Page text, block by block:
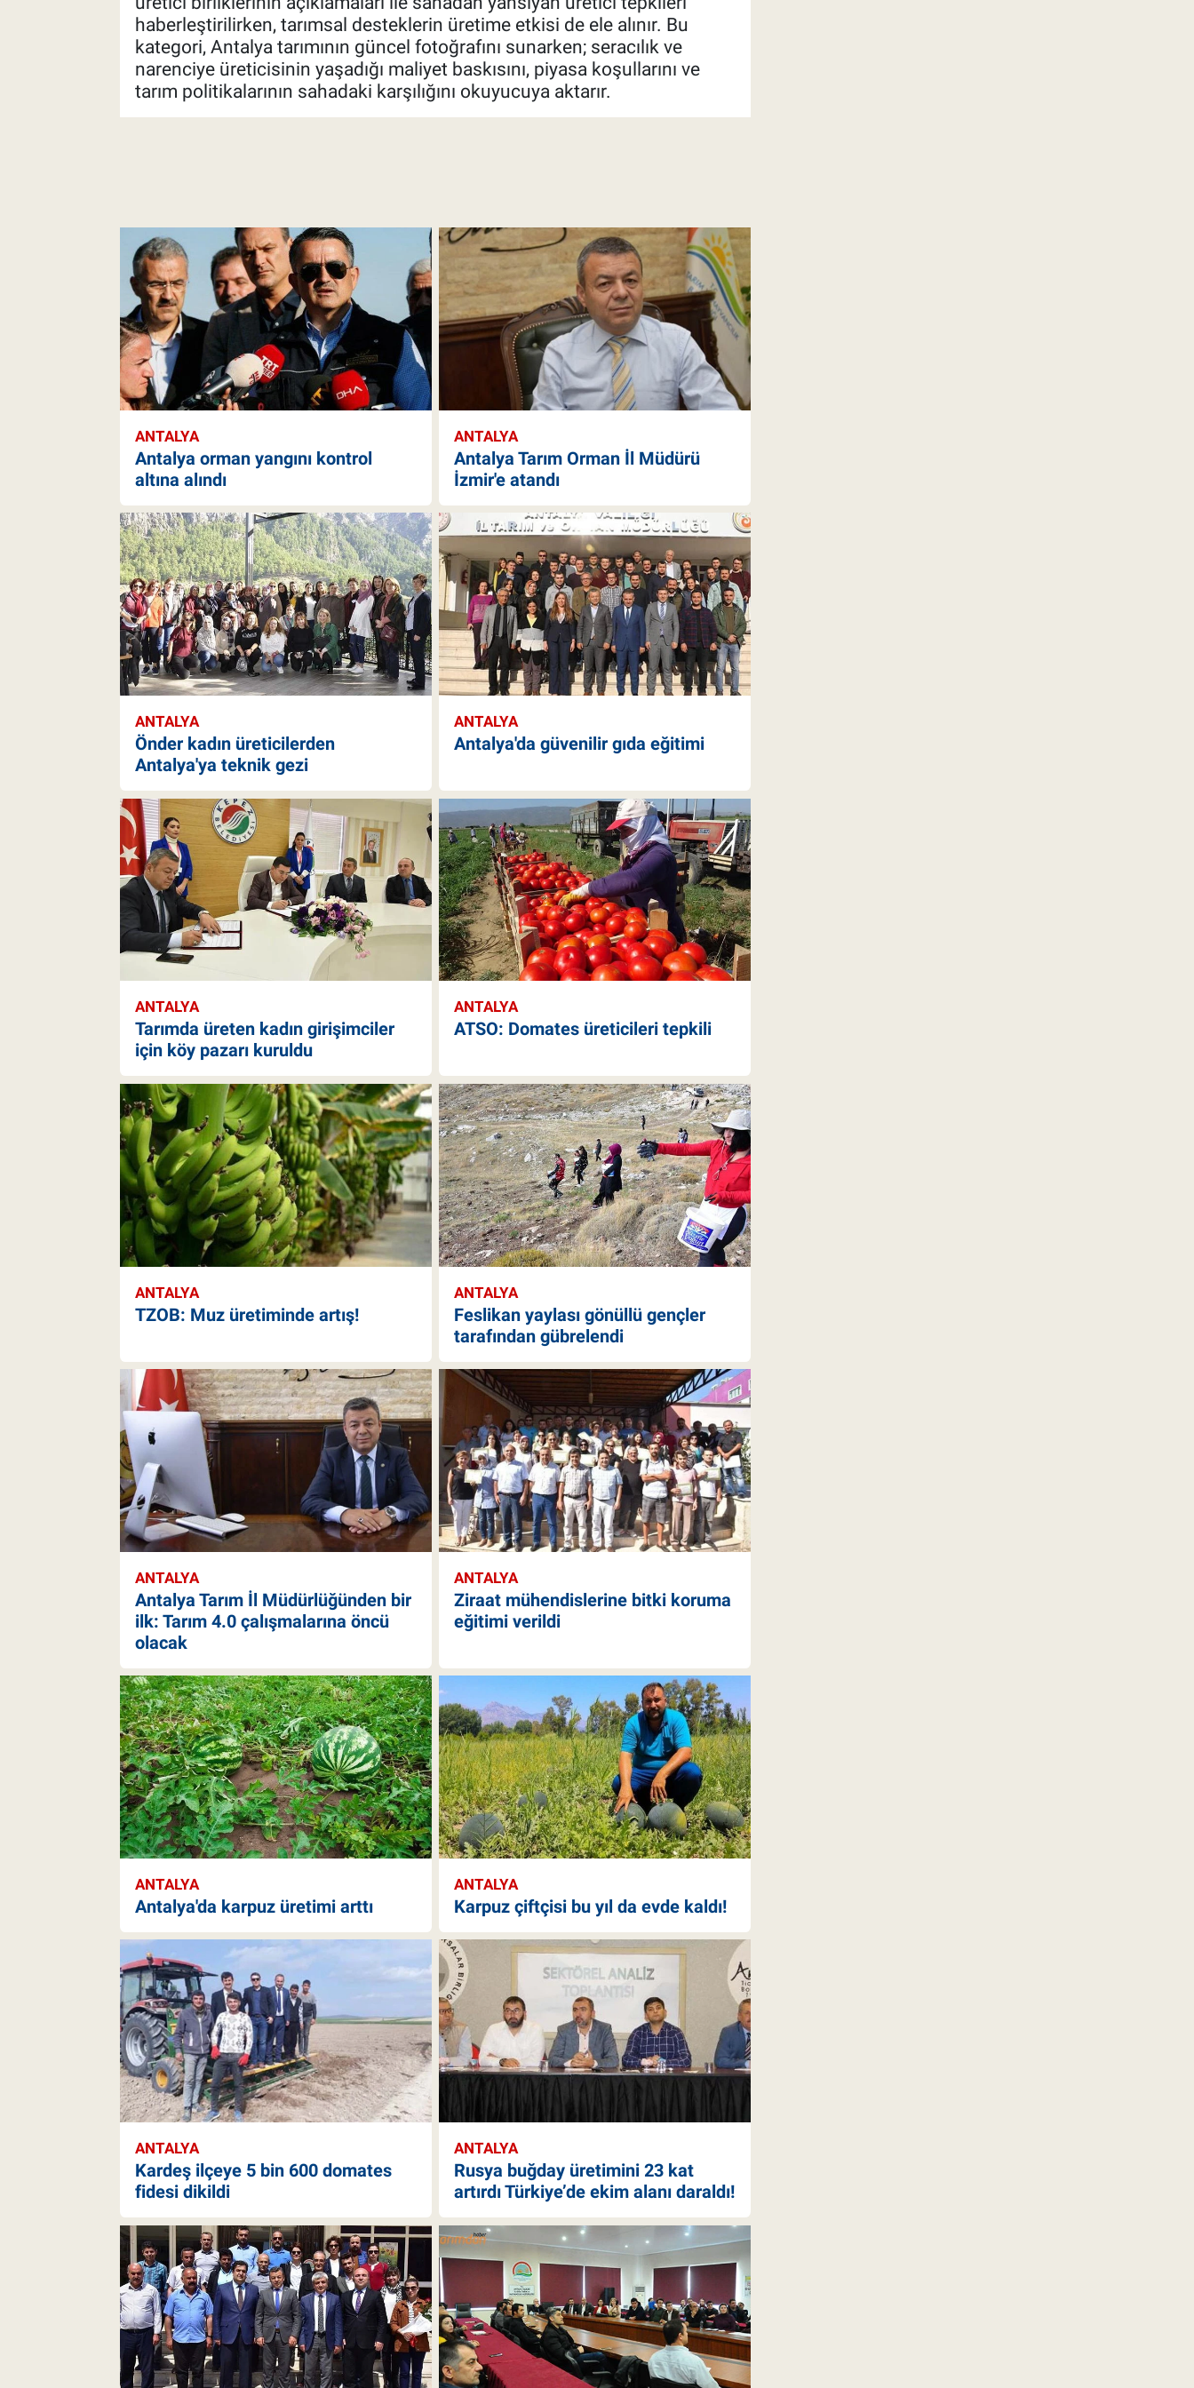
haberleştirilirken, tarımsal desteklerin üretime etkisi de ele alınır. Bu
kategori, Antalya tarımının güncel fotoğrafını sunarken; seracılık ve
narenciye üreticisinin yaşadığı maliyet baskısını, piyasa koşullarını ve
tarım politikalarının sahadaki karşılığını okuyucuya aktarır.
ANTALYA
Antalya orman yangını kontrol
altına alındı
ANTALYA
Antalya Tarım Orman İl Müdürü
İzmir'e atandı
ANTALYA
Önder kadın üreticilerden
Antalya'ya teknik gezi
ANTALYA
Antalya'da güvenilir gıda eğitimi
ANTALYA
Tarımda üreten kadın girişimciler
için köy pazarı kuruldu
ANTALYA
ATSO: Domates üreticileri tepkili
ANTALYA
TZOB: Muz üretiminde artış!
ANTALYA
Feslikan yaylası gönüllü gençler
tarafından gübrelendi
ANTALYA
Antalya Tarım İl Müdürlüğünden bir
ilk: Tarım 4.0 çalışmalarına öncü
olacak
ANTALYA
Ziraat mühendislerine bitki koruma
eğitimi verildi
ANTALYA
Antalya'da karpuz üretimi arttı
ANTALYA
Karpuz çiftçisi bu yıl da evde kaldı!
ANTALYA
Kardeş ilçeye 5 bin 600 domates
fidesi dikildi
ANTALYA
Rusya buğday üretimini 23 kat
artırdı Türkiye’de ekim alanı daraldı!